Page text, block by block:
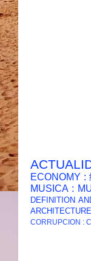
ECONOMY :
MUSICA :
DEFINITION
CORRUPCION :